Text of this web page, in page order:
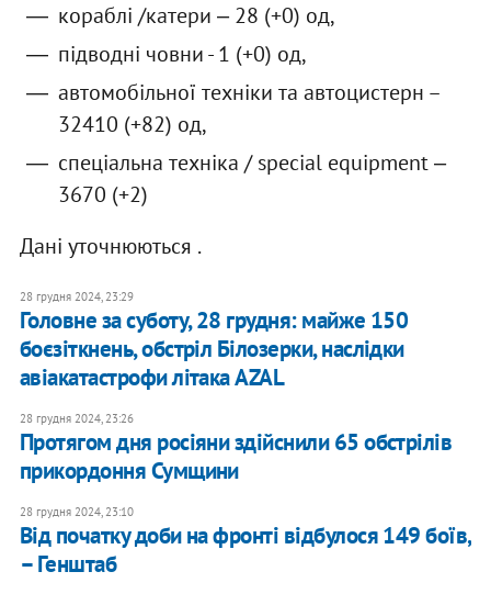
кораблі /катери ‒ 28 (+0) од,
підводні човни - 1 (+0) од,
автомобільної техніки та автоцистерн –
32410 (+82) од,
спеціальна техніка / special equipment ‒
3670 (+2)
Дані уточнюються .
28 грудня 2024, 23:29
Головне за суботу, 28 грудня: майже 150
боєзіткнень, обстріл Білозерки, наслідки
авіакатастрофи літака AZAL
28 грудня 2024, 23:26
Протягом дня росіяни здійснили 65 обстрілів
прикордоння Сумщини
28 грудня 2024, 23:10
Від початку доби на фронті відбулося 149 боїв,
– Генштаб